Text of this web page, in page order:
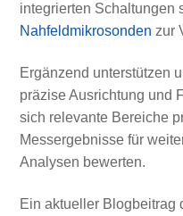
integrierten Schaltungen
Nahfeldmikrosonden zur
Ergänzend unterstützen
präzise Ausrichtung und
sich relevante Bereiche
Messergebnisse für
Analysen bewerten.
Ein aktueller Blogbeitrag